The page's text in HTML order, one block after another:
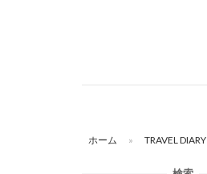
ホーム » TRAVEL DIARY